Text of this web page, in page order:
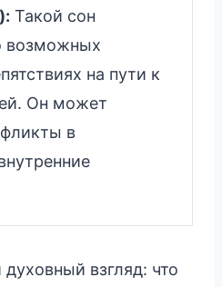
Такой сон
возможных
на пути к
Он может
в
взгляд: что